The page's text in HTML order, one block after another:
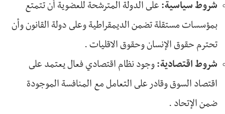
شروط سياسية: على الدولة المترشحة للعضوية أن تتمتع
بمؤسسات مستقلة تضمن الديمقراطية وعلى دولة القانون وأن
تحترم حقوق الإنسان وحقوق الاقليات .
شروط اقتصادية: وجود نظام اقتصادي فعال يعتمد على
اقتصاد السوق وقادر على التعامل مع المنافسة الموجودة
ضمن الإتحاد .